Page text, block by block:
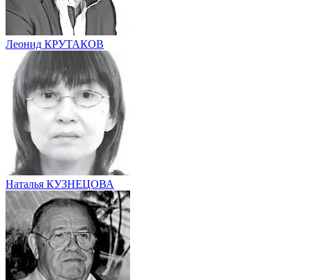
Леонид КРУТАКОВ
Наталья КУЗНЕЦОВА